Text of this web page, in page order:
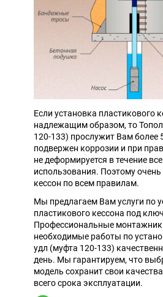
Если установка пластикового
надлежащим образом, то
120-133) прослужит Вам более
подвержен коррозии и при
не деформируется в течение
использования. Поэтому
кессон по всем правилам.
Мы предлагаем Вам услуги по
пластикового кессона под
Профессиональные
необходимые работы по
удл (муфта 120-133)
день. Мы гарантируем, что
модель сохранит свои
всего срока эксплуатации.